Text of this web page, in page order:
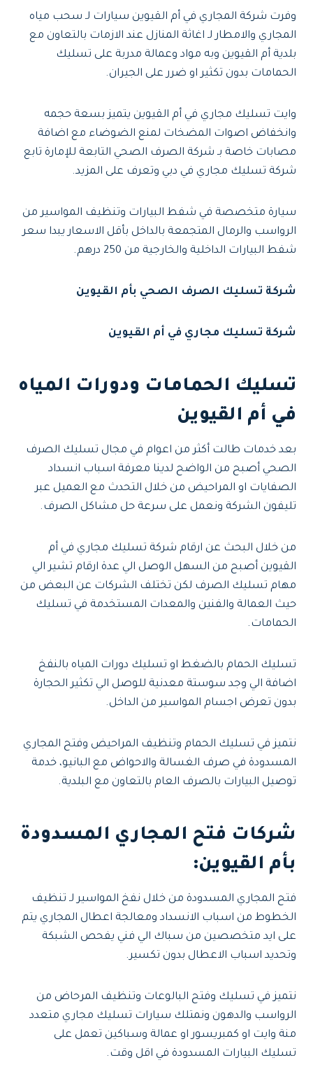
وفرت شركة المجاري في أم القيوين سيارات لـ سحب مياه
المجاري والامطار لـ اغاثة المنازل عند الازمات بالتعاون مع
بلدية أم القيوين وبه مواد وعمالة مدربة على تسليك
الحمامات بدون تكثير او ضرر على الجيران.
وايت تسليك مجاري في أم القيوين يتميز بسعة حجمه
وانخفاض اصوات المضخات لمنع الضوضاء مع اضافة
مصابات خاصة بـ شركة الصرف الصحي التابعة للإمارة تابع
شركة تسليك مجاري في دبي وتعرف على المزيد.
سيارة متخصصة في شفط البيارات وتنظيف المواسير من
الرواسب والرمال المتجمعة بالداخل بأقل الاسعار يبدا سعر
شفط البيارات الداخلية والخارجية من 250 درهم.
شركة تسليك الصرف الصحي بأم القيوين
شركة تسليك مجاري في أم القيوين
تسليك الحمامات ودورات المياه
في أم القيوين
بعد خدمات طالت أكثر من اعوام في مجال تسليك الصرف
الصحي أصبح من الواضح لدينا معرفة اسباب انسداد
الصفايات او المراحيض من خلال التحدث مع العميل عبر
تليفون الشركة ونعمل على سرعة حل مشاكل الصرف.
من خلال البحث عن ارقام شركة تسليك مجاري في أم
القيوين أصبح من السهل الوصل الي عدة ارقام تشير الي
مهام تسليك الصرف لكن تختلف الشركات عن البعض من
حيث العمالة والفنين والمعدات المستخدمة في تسليك
الحمامات.
تسليك الحمام بالضغط او تسليك دورات المياه بالنفخ
اضافة الي وجد سوستة معدنية للوصل الي تكثير الحجارة
بدون تعرض اجسام المواسير من الداخل.
نتميز في تسليك الحمام وتنظيف المراحيض وفتح المجاري
المسدودة في صرف الغسالة والاحواض مع البانيو، خدمة
توصيل البيارات بالصرف العام بالتعاون مع البلدية.
شركات فتح المجاري المسدودة
بأم القيوين:
فتح المجاري المسدودة من خلال نفخ المواسير لـ تنظيف
الخطوط من اسباب الانسداد ومعالجة اعطال المجاري يتم
على ايد متخصصين من سباك الي فني يفحص الشبكة
وتحديد اسباب الاعطال بدون تكسير.
نتميز في تسليك وفتح البالوعات وتنظيف المرحاض من
الرواسب والدهون ونمتلك سيارات تسليك مجاري متعدد
منة وايت او كمبريسور او عمالة وسباكين تعمل على
تسليك البيارات المسدودة في اقل وقت.